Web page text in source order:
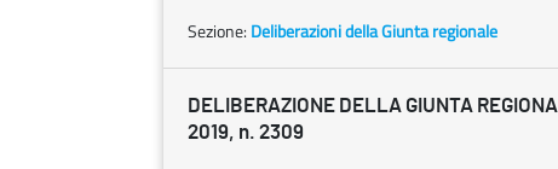
Sezione: Deliberazioni della Giunta regionale
DELIBERAZIONE DELLA GIUNTA
2019, n. 2309